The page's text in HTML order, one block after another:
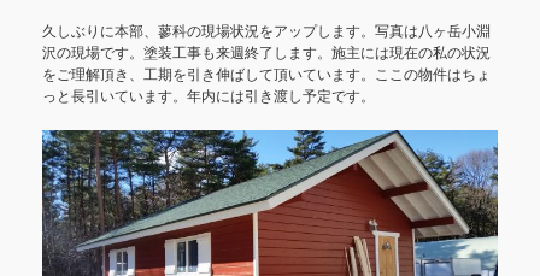
久しぶりに本部、蓼科の現場状況をアップします。写真は八ヶ岳小淵
沢の現場です。塗装工事も来週終了します。施主には現在の私の状況
をご理解頂き、工期を引き伸ばして頂いています。ここの物件はちょ
っと長引いています。年内には引き渡し予定です。